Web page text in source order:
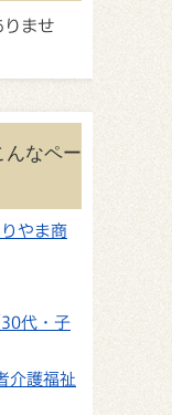
りませ
んなペー
やま商
代・子
介護福祉